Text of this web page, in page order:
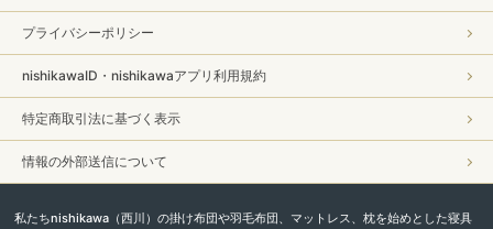
プライバシーポリシー
nishikawaID・nishikawaアプリ利用規約
特定商取引法に基づく表示
情報の外部送信について
私たちnishikawa（西川）の掛け布団や羽毛布団、マットレス、枕を始めとした寝具